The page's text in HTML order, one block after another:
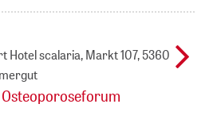
Hotel scalaria, Markt 107, 5360